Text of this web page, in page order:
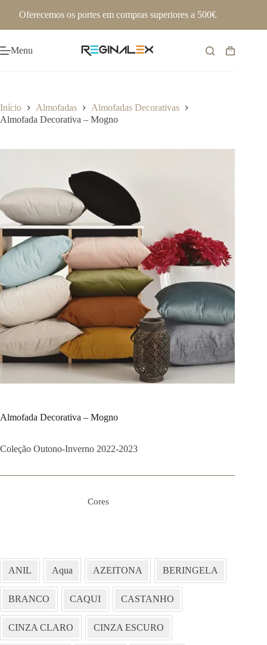
Oferecemos os portes em compras superiores a 500€
Menu
Carrinho
Início Almofadas
Almofadas Decorativas
Almofada Decorativa – Mogno
Almofada Decorativa – Mogno
Coleção Outono-Inverno 2022-2023
Cores
ANIL Aqua AZEITONA BERINGELA
BRANCO CAQUI CASTANHO
CINZA CLARO CINZA ESCURO